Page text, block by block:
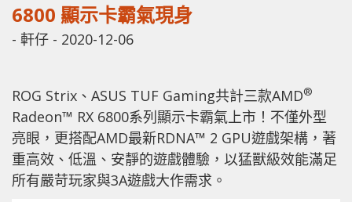
6800 顯示卡霸氣現身
- 軒仔 - 2020-12-06
ROG Strix、ASUS TUF Gaming共計三款AMD®
Radeon™ RX 6800系列顯示卡霸氣上市！不僅外型
亮眼，更搭配AMD最新RDNA™ 2 GPU遊戲架構，著
重高效、低溫、安靜的遊戲體驗，以猛獸級效能滿足
所有嚴苛玩家與3A遊戲大作需求。